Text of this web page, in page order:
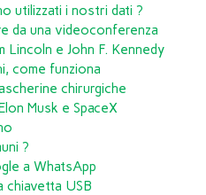
utilizzati i nostri dati ?
da una videoconferenza
Lincoln e John F. Kennedy
come funziona
chirurgiche
Musk e SpaceX
?
a WhatsApp
chiavetta USB